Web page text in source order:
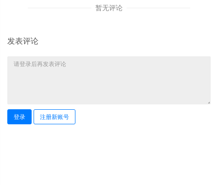
暂无评论
发表评论
登录 注册新账号